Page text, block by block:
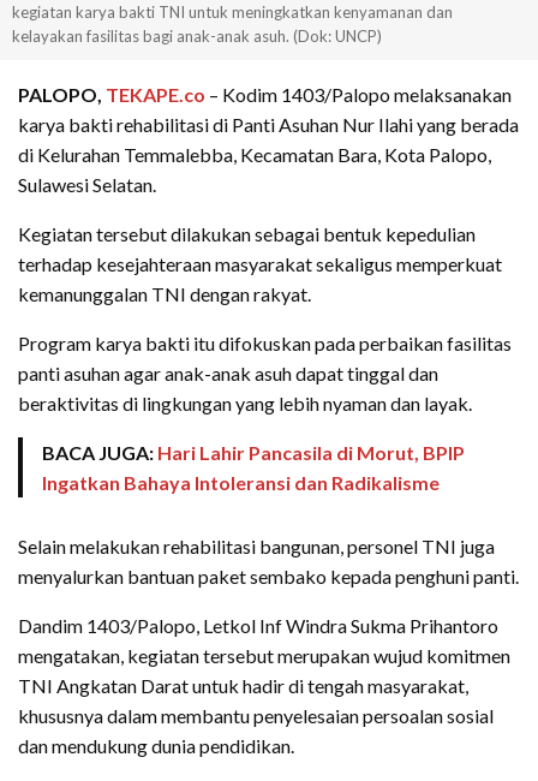
kegiatan karya bakti TNI untuk meningkatkan kenyamanan dan
kelayakan fasilitas bagi anak-anak asuh. (Dok: UNCP)
PALOPO, TEKAPE.co – Kodim 1403/Palopo melaksanakan
karya bakti rehabilitasi di Panti Asuhan Nur Ilahi yang berada
di Kelurahan Temmalebba, Kecamatan Bara, Kota Palopo,
Sulawesi Selatan.
Kegiatan tersebut dilakukan sebagai bentuk kepedulian
terhadap kesejahteraan masyarakat sekaligus memperkuat
kemanunggalan TNI dengan rakyat.
Program karya bakti itu difokuskan pada perbaikan fasilitas
panti asuhan agar anak-anak asuh dapat tinggal dan
beraktivitas di lingkungan yang lebih nyaman dan layak.
BACA JUGA: Hari Lahir Pancasila di Morut, BPIP
Ingatkan Bahaya Intoleransi dan Radikalisme
Selain melakukan rehabilitasi bangunan, personel TNI juga
menyalurkan bantuan paket sembako kepada penghuni panti.
Dandim 1403/Palopo, Letkol Inf Windra Sukma Prihantoro
mengatakan, kegiatan tersebut merupakan wujud komitmen
TNI Angkatan Darat untuk hadir di tengah masyarakat,
khususnya dalam membantu penyelesaian persoalan sosial
dan mendukung dunia pendidikan.